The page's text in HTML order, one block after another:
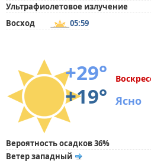
Ультрафиолетовое излучение
Восход
05:59
+29°
+19°
Ясно
Вероятность осадков 36%
Ветер западный